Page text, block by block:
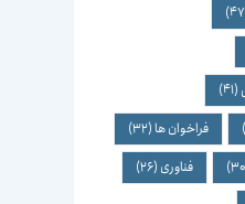
(41)
فراخوان ها(32)
فناوری (26)